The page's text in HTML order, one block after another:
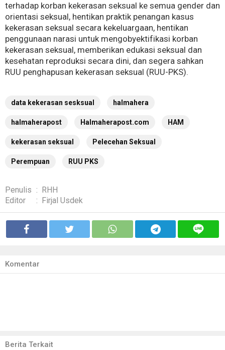
terhadap korban kekerasan seksual ke semua gender dan
orientasi seksual, hentikan praktik penangan kasus
kekerasan seksual secara kekeluargaan, hentikan
penggunaan narasi untuk mengobyektifikasi korban
kekerasan seksual, memberikan edukasi seksual dan
kesehatan reproduksi secara dini, dan segera sahkan
RUU penghapusan kekerasan seksual (RUU-PKS).
data kekerasan sesksual halmahera
halmaherapost Halmaherapost.com HAM
kekerasan seksual Pelecehan Seksual
Perempuan RUU PKS
Penulis : RHH
Editor
: Firjal Usdek
Komentar
Berita Terkait